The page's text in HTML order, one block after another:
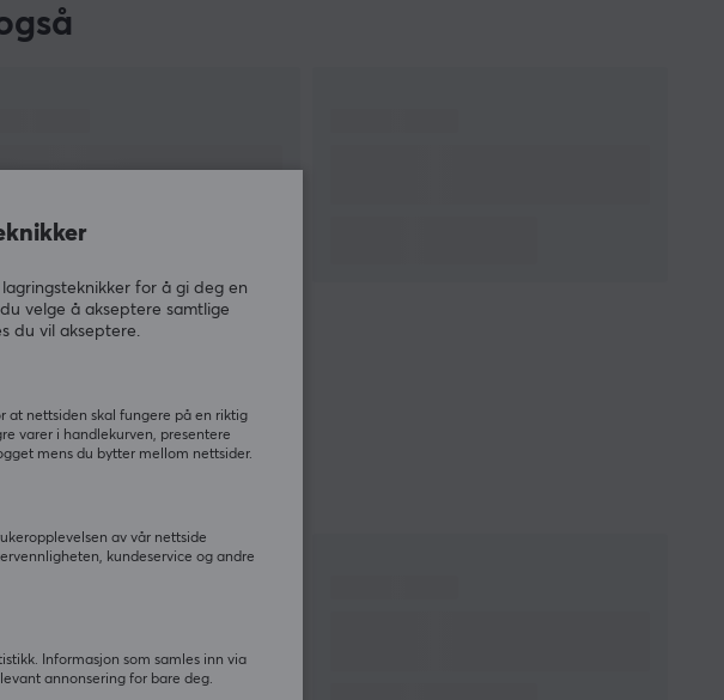
for å gi deg en
velge å akseptere samtlige
du vil akseptere.
at nettsiden skal fungere på en riktig
varer i handlekurven, presentere
mens du bytter mellom nettsider.
av vår nettside
kundeservice og andre
Informasjon som samles inn via
annonsering for bare deg.